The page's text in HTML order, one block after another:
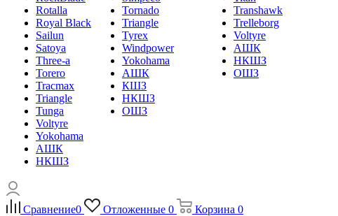
Rotalla
Royal Black
Sailun
Satoya
Three-a
Torero
Tracmax
Triangle
Tunga
Voltyre
Yokohama
АШК
НКШЗ
Tornado
Triangle
Tyrex
Windpower
Yokohama
АШК
КШЗ
НКШЗ
ОШЗ
Transhawk
Trelleborg
Voltyre
АШК
НКШЗ
ОШЗ
Сравнение0 Отложенные 0 Корзина 0